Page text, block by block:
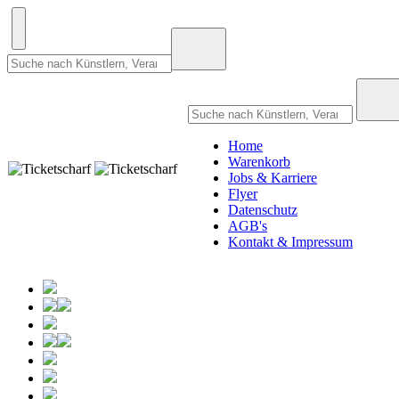
Home
Warenkorb
Jobs & Karriere
Flyer
Datenschutz
AGB's
Kontakt & Impressum